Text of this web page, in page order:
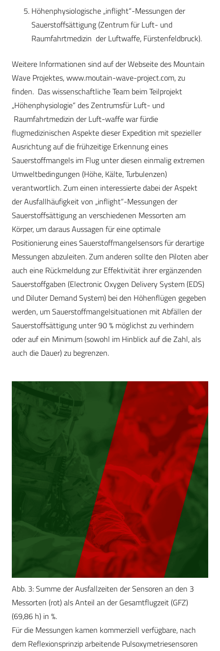
Höhenphysiologische „inflight“-Messungen der
Sauerstoffsättigung (Zentrum für Luft- und
Raumfahrtmedizin der Luftwaffe, Fürstenfeldbruck).
Weitere Informationen sind auf der Webseite des Mountain
Wave Projektes, www.moutain-wave-project.com, zu
finden. Das wissenschaftliche Team beim Teilprojekt
„Höhenphysiologie“ des Zentrumsfür Luft- und
Raumfahrtmedizin der Luft-waffe war fürdie
flugmedizinischen Aspekte dieser Expedition mit spezieller
Ausrichtung auf die frühzeitige Erkennung eines
Sauerstoffmangels im Flug unter diesen einmalig extremen
Umweltbedingungen (Höhe, Kälte, Turbulenzen)
verantwortlich. Zum einen interessierte dabei der Aspekt
der Ausfallhäufigkeit von „inflight“-Messungen der
Sauerstoffsättigung an verschiedenen Messorten am
Körper, um daraus Aussagen für eine optimale
Positionierung eines Sauerstoffmangelsensors für derartige
Messungen abzuleiten. Zum anderen sollte den Piloten aber
auch eine Rückmeldung zur Effektivität ihrer ergänzenden
Sauerstoffgaben (Electronic Oxygen Delivery System (EDS)
und Diluter Demand System) bei den Höhenflügen gegeben
werden, um Sauerstoffmangelsituationen mit Abfällen der
Sauerstoffsättigung unter 90 % möglichst zu verhindern
oder auf ein Minimum (sowohl im Hinblick auf die Zahl, als
auch die Dauer) zu begrenzen.
Abb. 3: Summe der Ausfallzeiten der Sensoren an den 3
Messorten (rot) als Anteil an der Gesamtflugzeit (GFZ)
(69,86 h) in %.
Für die Messungen kamen kommerziell verfügbare, nach
dem Reflexionsprinzip arbeitende Pulsoxymetriesensoren